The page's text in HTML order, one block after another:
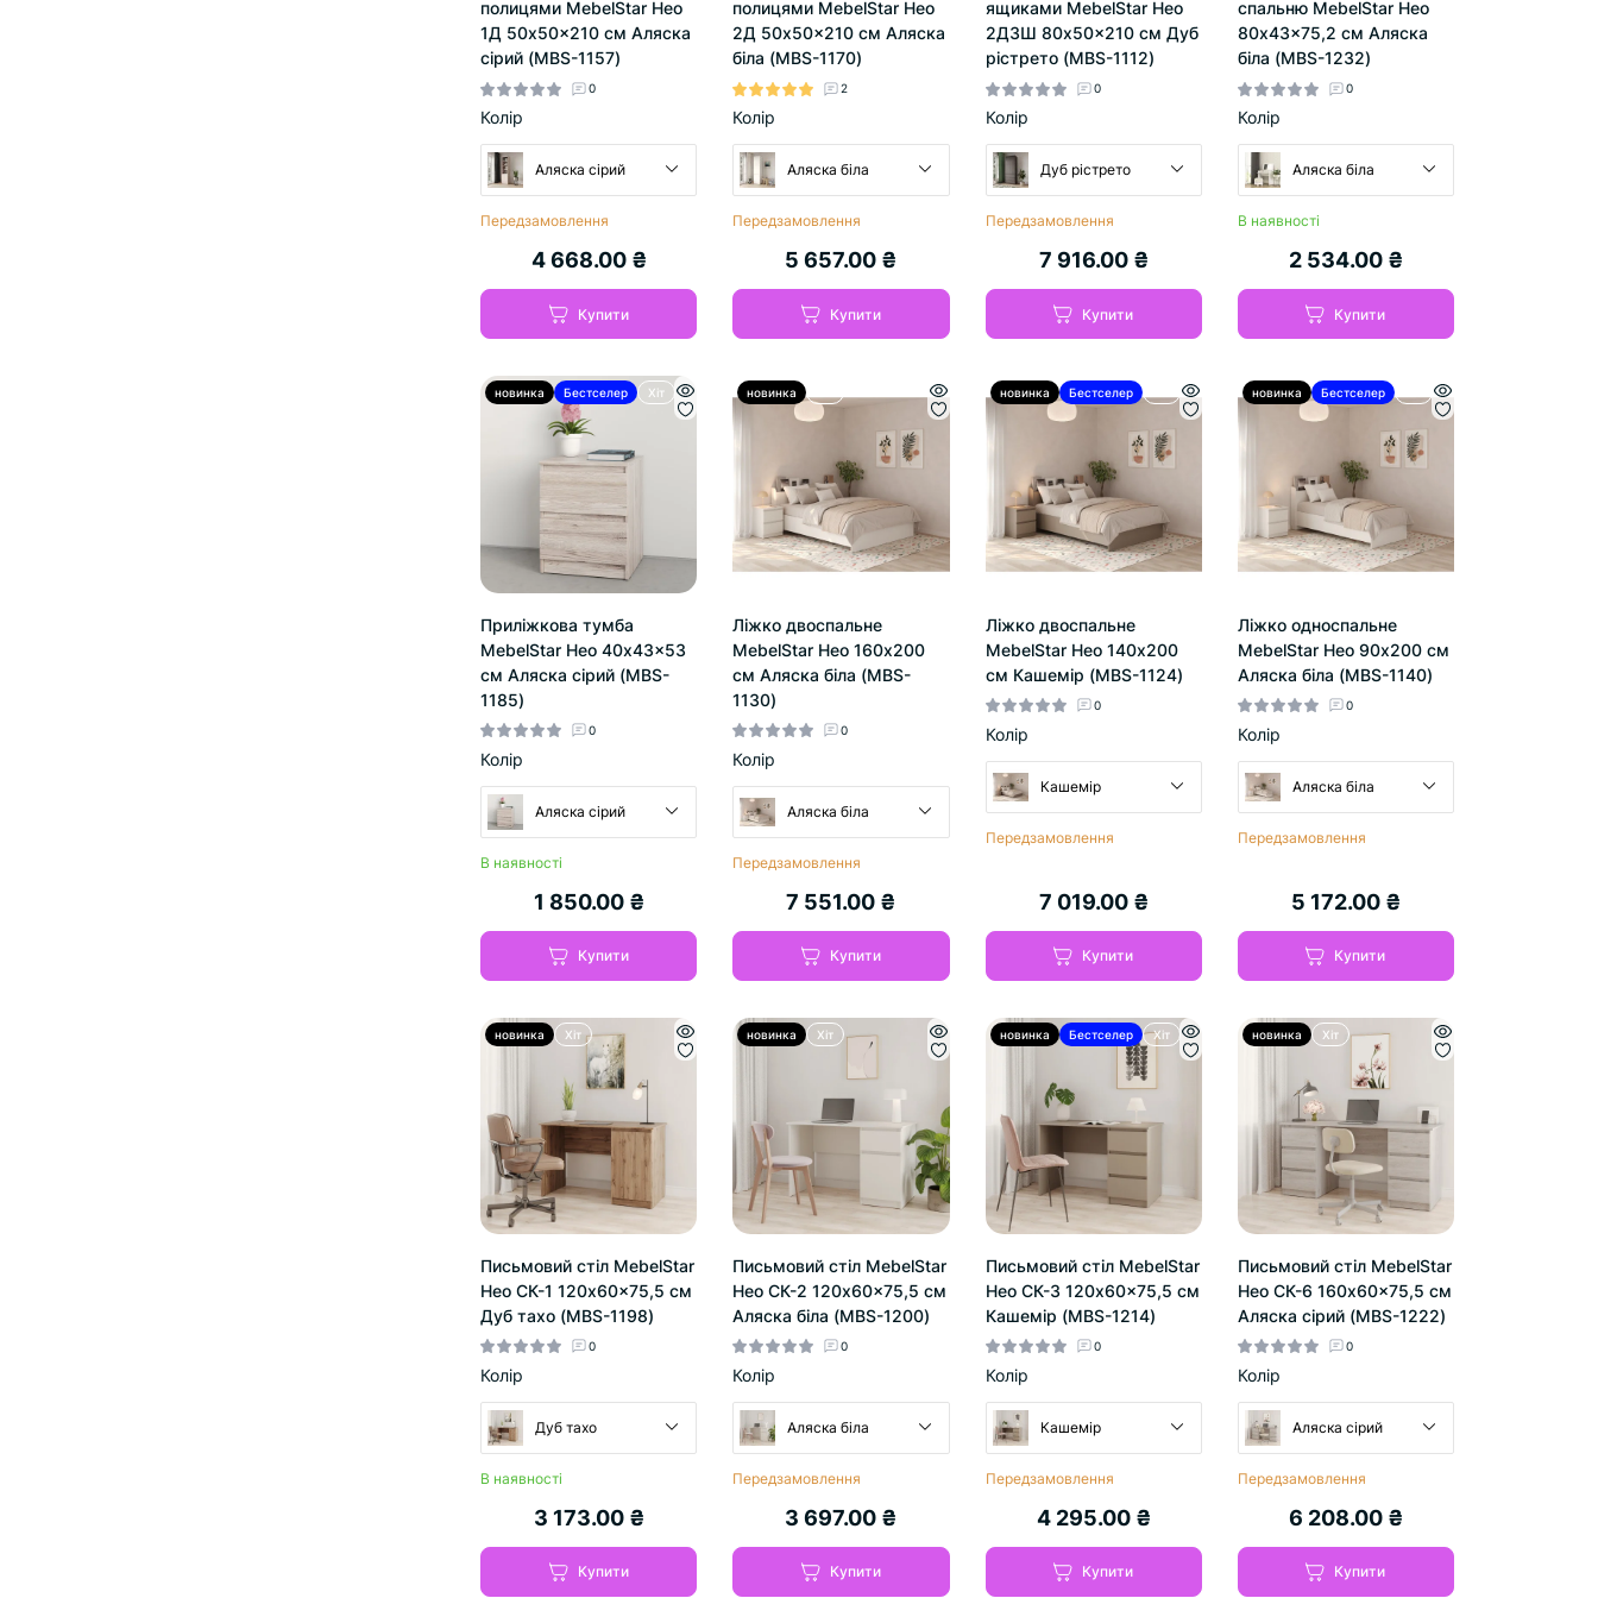
полицями MebelStar Нео
1Д 50x50x210 см Аляска
сірий (MBS-1157)
Колір
Аляска сірий
Передзамовлення
0
4 668.00 ₴
Купити
полицями MebelStar Нео
2Д 50x50x210 см Аляска
біла (MBS-1170)
Колір
Аляска біла
Передзамовлення
2
5 657.00 ₴
Купити
ящиками MebelStar Нео
2Д3Ш 80x50x210 см Дуб
рістрето (MBS-1112)
Колір
Дуб рістрето
Передзамовлення
0
7 916.00 ₴
Купити
спальню MebelStar Нео
80x43x75,2 см Аляска
біла (MBS-1232)
Колір
Аляска біла
В наявності
0
2 534.00 ₴
Купити
новинка Бестселер Хіт
Приліжкова тумба
MebelStar Нео 40x43x53
см Аляска сірий (MBS-
1185)
Колір
Аляска сірий
В наявності
0
1 850.00 ₴
Купити
новинка
Ліжко двоспальне
MebelStar Нео 160x200
см Аляска біла (MBS-
1130)
Колір
Аляска біла
Передзамовлення
0
7 551.00 ₴
Купити
новинка Бестселер
Ліжко двоспальне
MebelStar Нео 140x200
см Кашемір (MBS-1124)
Колір
Кашемір
Передзамовлення
0
7 019.00 ₴
Купити
новинка Бестселер
Ліжко односпальне
MebelStar Нео 90x200 см
Аляска біла (MBS-1140)
Колір
Аляска біла
Передзамовлення
0
5 172.00 ₴
Купити
новинка Хіт
Письмовий стіл MebelStar
Нео СК-1 120x60x75,5 см
Дуб тахо (MBS-1198)
Колір
Дуб тахо
В наявності
0
3 173.00 ₴
Купити
новинка Хіт
Письмовий стіл MebelStar
Нео СК-2 120x60x75,5 см
Аляска біла (MBS-1200)
Колір
Аляска біла
Передзамовлення
0
3 697.00 ₴
Купити
новинка Бестселер Хіт
Письмовий стіл MebelStar
Нео СК-3 120x60x75,5 см
Кашемір (MBS-1214)
Колір
Кашемір
Передзамовлення
0
4 295.00 ₴
Купити
новинка Хіт
Письмовий стіл MebelStar
Нео СК-6 160x60x75,5 см
Аляска сірий (MBS-1222)
Колір
Аляска сірий
Передзамовлення
0
6 208.00 ₴
Купити